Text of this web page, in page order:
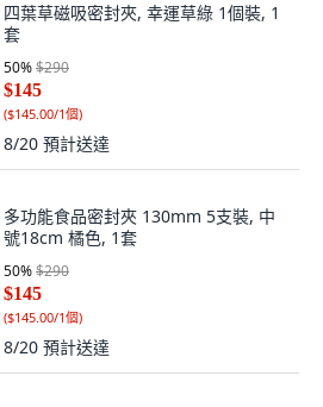
四葉草磁吸密封夾, 幸運草綠 1個裝, 1
套
50%$290
$145
($145.00/1個)
8/20 預計送達
多功能食品密封夾 130mm 5支裝, 中
號18cm 橘色, 1套
50%$290
$145
($145.00/1個)
8/20 預計送達